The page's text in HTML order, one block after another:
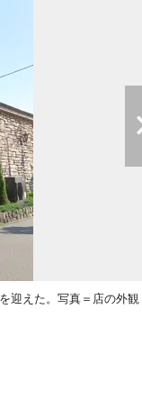
迎えた。写真＝店の外観